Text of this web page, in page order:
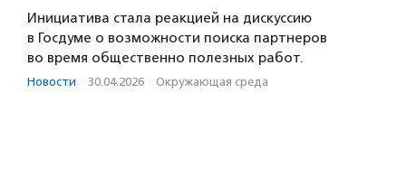
Инициатива стала реакцией на дискуссию
в Госдуме о возможности поиска партнеров
во время общественно полезных работ.
Новости · 30.04.2026 · Окружающая среда